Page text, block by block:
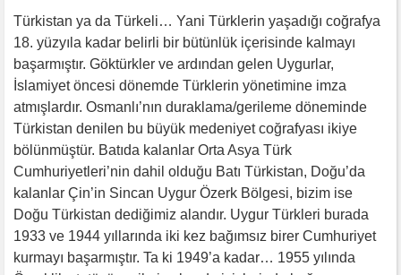
Türkistan ya da Türkeli… Yani Türklerin yaşadığı coğrafya
18. yüzyıla kadar belirli bir bütünlük içerisinde kalmayı
başarmıştır. Göktürkler ve ardından gelen Uygurlar,
İslamiyet öncesi dönemde Türklerin yönetimine imza
atmışlardır. Osmanlı’nın duraklama/gerileme döneminde
Türkistan denilen bu büyük medeniyet coğrafyası ikiye
bölünmüştür. Batıda kalanlar Orta Asya Türk
Cumhuriyetleri’nin dahil olduğu Batı Türkistan, Doğu’da
kalanlar Çin’in Sincan Uygur Özerk Bölgesi, bizim ise
Doğu Türkistan dediğimiz alandır. Uygur Türkleri burada
1933 ve 1944 yıllarında iki kez bağımsız birer Cumhuriyet
kurmayı başarmıştır. Ta ki 1949’a kadar… 1955 yılında